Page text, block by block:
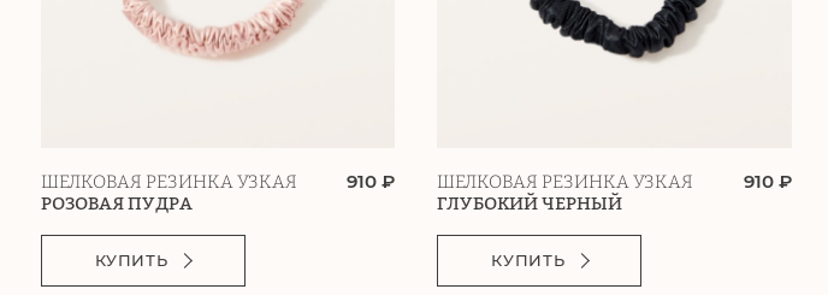
ШЕЛКОВАЯ РЕЗИНКА УЗКАЯ
РОЗОВАЯ ПУДРА
910 ₽
КУПИТЬ
ШЕЛКОВАЯ РЕЗИНКА УЗКАЯ
ГЛУБОКИЙ ЧЕРНЫЙ
910 ₽
КУПИТЬ